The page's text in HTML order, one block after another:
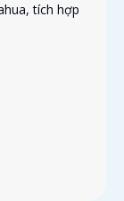
tích hợp